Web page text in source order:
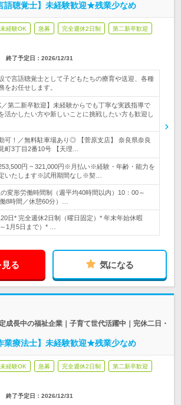
語聴覚士】未経験歓迎★残業少なめ
経験OK 急募 完全週休2日制 第二新卒歓迎
終了予定日： 2026/12/31
で言語聴覚士として子どもたちの療育や送迎、各種
をお任せします。
／第二新卒歓迎】未経験からでも丁寧な実践指導で
活かしたい方や新しいことに挑戦したい方も歓迎し
可！／無料駐車場あり◎ 【菅原支店】 奈良県奈良
町3丁目2番10号 【天理…
円 ~ 321,000円※月払い※経験・年齢・能力を
いたします※試用期間なし※契…
変形労働時間制（週平均40時間以内）10：00～
8時間／休憩60分）…
日* 完全週休2日制（曜日固定）* 年末年始休暇
1月5日まで）* …
る 気になる
成長中の福祉企業｜子育て世代活躍中｜完休二日・
業療法士】未経験歓迎★残業少なめ
経験OK 急募 完全週休2日制 第二新卒歓迎
終了予定日： 2026/12/31